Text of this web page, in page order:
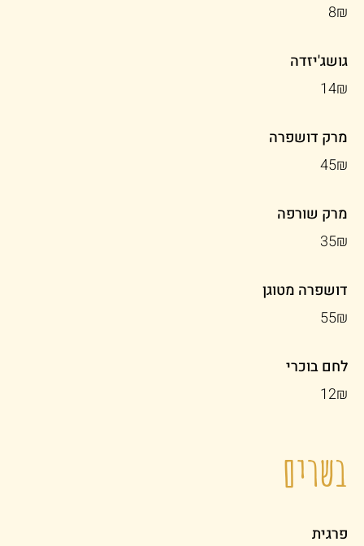
‏8 ‏₪
גושג'יזדה
‏14 ‏₪
מרק דושפרה
‏45 ‏₪
מרק שורפה
‏35 ‏₪
דושפרה מטוגן
‏55 ‏₪
לחם בוכרי
‏12 ‏₪
בשרים
פרגית